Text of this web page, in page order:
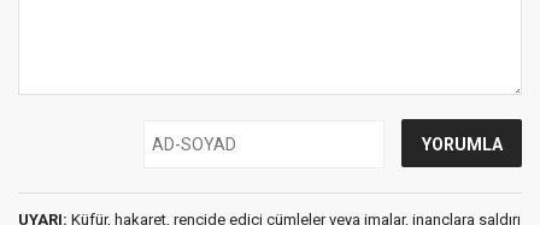
UYARI: Küfür, hakaret, rencide edici cümleler veya imalar, inançlara saldırı